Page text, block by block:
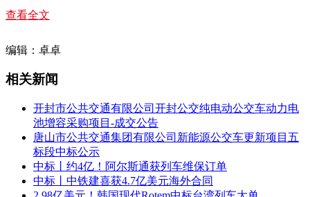
备）架修作业、故障处理、台账记录、试验验证、履历编写、
配合作业及招标人安排等其他相关工作。
兰州轨道交通
效运营6年时间，轨道交通已成为兰州市民日常通勤和出行的
重要交通工具。随着轨道交通1号线运营里程不断增加，1号线
配置的26列6辆编组A型电客车平均运行里程达56.92万公里。
根据交通运输部《城市轨道交通设施设备运行维护管理办法》
相关规定，轨道交通电客车运行至相应年限和里程后须进行架
修以保证运营安全稳定。
此次电客车架修是对轨道交通车辆整体进行分解、检测、组装
查看全文
编辑：卓卓
相关新闻
开封市公共交通有限公司开封公交纯电动公交车动力电
池增容采购项目-成交公告
唐山市公共交通集团有限公司新能源公交车更新项目五
标段中标公示
中标丨约4亿！阿尔斯通获列车维保订单
中标丨中铁建喜获4.7亿美元海外合同